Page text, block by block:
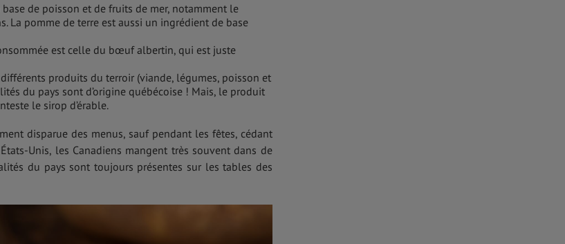
de poisson et de fruits de mer, notamment le
La pomme de terre est aussi un ingrédient de base
est celle du bœuf albertin, qui est juste
produits du terroir (viande, légumes, poisson et
du pays sont d’origine québécoise ! Mais, le produit
le sirop d’érable.
disparue des menus, sauf pendant les fêtes, cédant
Unis, les Canadiens mangent très souvent dans de
du pays sont toujours présentes sur les tables des